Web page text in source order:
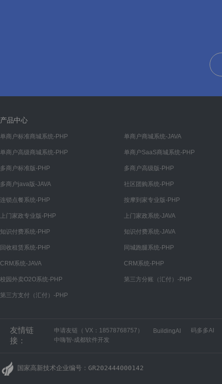
产品中心
单商户标准商城系统-PHP 单商户商城系统-JAVA
单商户高级商城系统-PHP 单商户SaaS商城系统-PHP
多商户标准版-PHP 多商户高级版-PHP
多商户java版-JAVA 社区团购系统-PHP
连锁点餐系统-PHP 按摩到家专业版-PHP
上门家政专业版-PHP 上门家政系统-JAVA
知识付费系统-PHP 知识付费系统-JAVA
回收租赁系统-PHP 同城跑腿系统-PHP
CRM系统-JAVA CRM系统-PHP
校园外卖O2O系统-PHP 第三方分账（汇付）-PHP
第三方支付（汇付）-PHP
友情链
接：
申请友链（ VX：18578768757） BuildingAI
码多多AI
中嗨智-成都软件开发
国家高新技术企业编号：GR202444000142